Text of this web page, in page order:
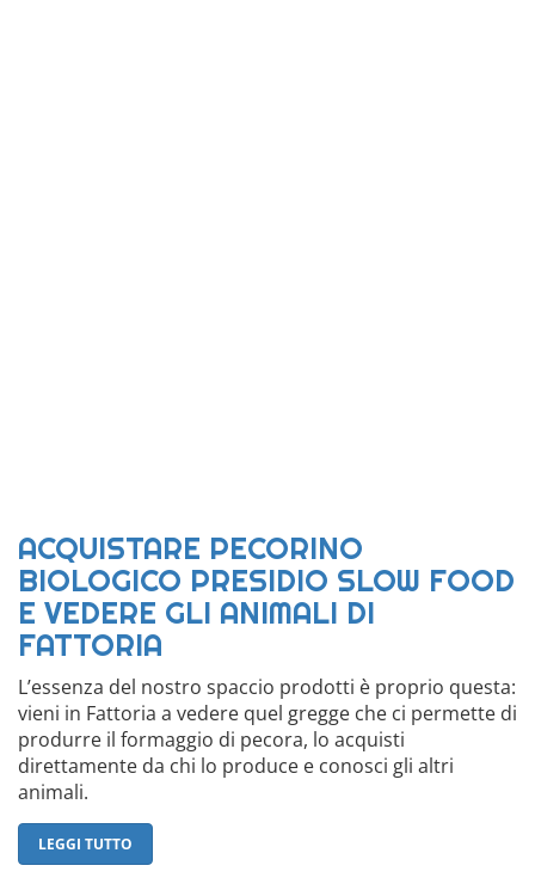
ACQUISTARE PECORINO
BIOLOGICO PRESIDIO SLOW FOOD
E VEDERE GLI ANIMALI DI
FATTORIA
L’essenza del nostro spaccio prodotti è proprio questa:
vieni in Fattoria a vedere quel gregge che ci permette di
produrre il formaggio di pecora, lo acquisti
direttamente da chi lo produce e conosci gli altri
animali.
LEGGI TUTTO